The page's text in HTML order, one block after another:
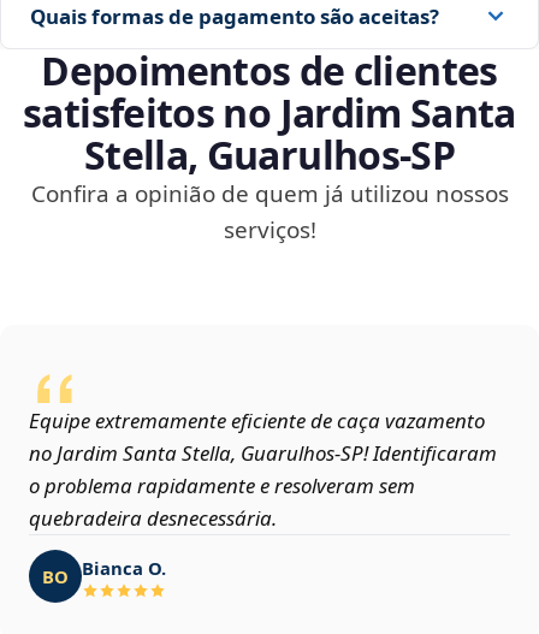
Quais formas de pagamento são aceitas?
Depoimentos de clientes
satisfeitos no Jardim Santa
Stella, Guarulhos‑SP
Confira a opinião de quem já utilizou nossos
serviços!
Equipe extremamente eficiente de caça vazamento
no Jardim Santa Stella, Guarulhos‑SP! Identificaram
o problema rapidamente e resolveram sem
quebradeira desnecessária.
BO Bianca O.